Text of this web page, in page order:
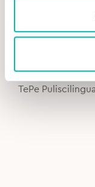
price
was:
5,90€.
price
is:
4,90€.
TePe